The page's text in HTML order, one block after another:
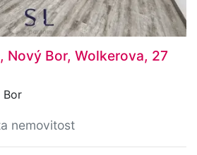
Nový Bor, Wolkerova, 27
Bor
nemovitost